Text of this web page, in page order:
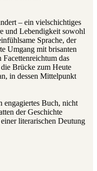
– ein vielschichtiges
und Lebendigkeit sowohl
Sprache, der
Umgang mit brisanten
Facettenreichtum das
Brücke zum Heute
in dessen Mittelpunkt
engagiertes Buch, nicht
der Geschichte
literarischen Deutung